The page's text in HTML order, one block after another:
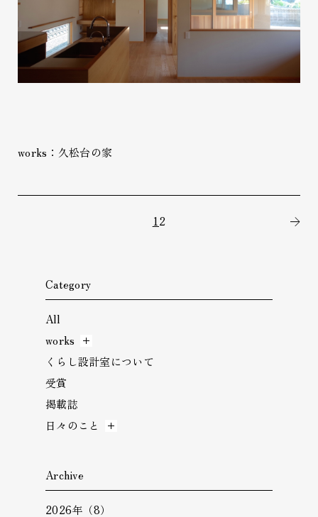
works：久松台の家
12
Category
All
works
くらし設計室について
受賞
掲載誌
日々のこと
Archive
2026年（8）